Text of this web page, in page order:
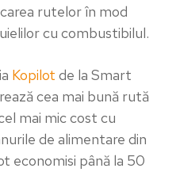
rutelor în mod
cu combustibilul.
Kopilot de la Smart
cea mai bună rută
mai mic cost cu
de alimentare din
economisi până la 50